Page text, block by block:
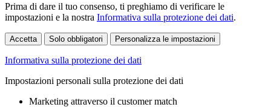
Prima di dare il tuo consenso, ti preghiamo di verificare le
impostazioni e la nostra Informativa sulla protezione dei dati.
Accetta Solo obbligatori Personalizza le impostazioni
Informativa sulla protezione dei dati
Impostazioni personali sulla protezione dei dati
Marketing attraverso il customer match